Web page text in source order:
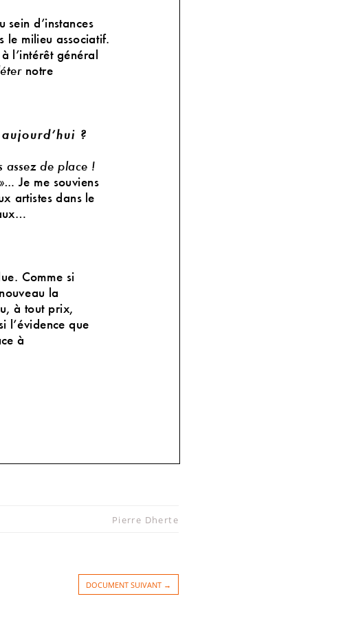
sein d’instances
le milieu associatif.
l’intérêt général
notre
aujourd’hui ?
assez de place !
»...
Je me souviens
artistes dans le
Comme si
la
à tout prix,
l’évidence que
à
Pierre Dherte
DOCUMENT SUIVANT →